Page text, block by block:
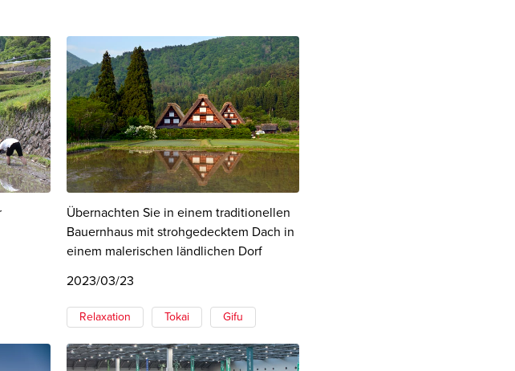
Übernachten Sie in einem traditionellen
Bauernhaus mit strohgedecktem Dach in
einem malerischen ländlichen Dorf
2023/03/23
Relaxation Tokai Gifu